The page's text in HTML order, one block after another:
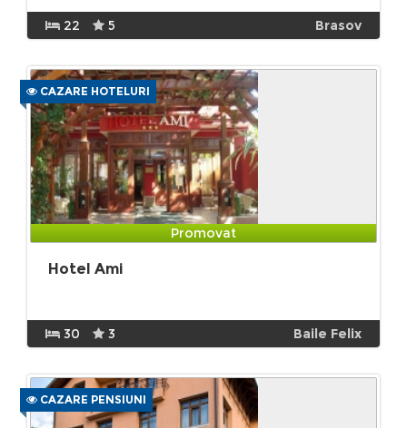
22 5 Brasov
CAZARE HOTELURI
Promovat
Hotel Ami
30 3 Baile Felix
CAZARE PENSIUNI